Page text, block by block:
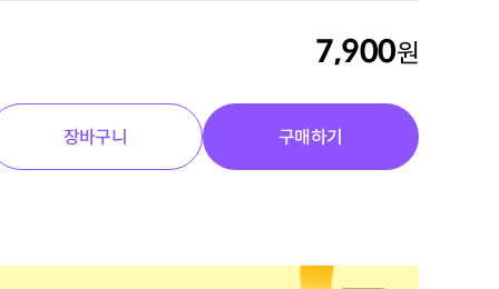
7,900원
장바구니 구매하기